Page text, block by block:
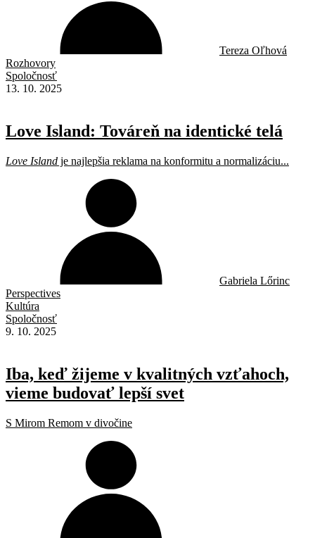
Tereza Oľhová
Rozhovory
Spoločnosť
13. 10. 2025
Love Island: Továreň na identické telá
Love Island je najlepšia reklama na konformitu a normalizáciu...
Gabriela Lőrinc
Perspectives
Kultúra
Spoločnosť
9. 10. 2025
Iba, keď žijeme v kvalitných vzťahoch,
vieme budovať lepší svet
S Mirom Remom v divočine